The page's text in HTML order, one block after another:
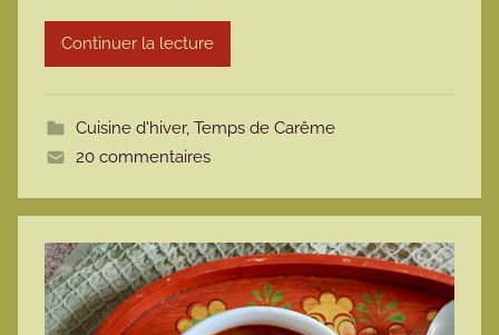
r
m
t
e
Continuer la lecture
Cuisine d'hiver, Temps de Carême
20 commentaires